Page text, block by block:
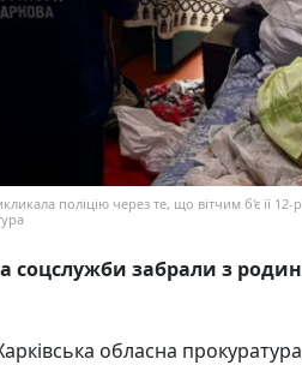
поліцію через те, що вітчим б'є її
соцслужби забрали з
обласна